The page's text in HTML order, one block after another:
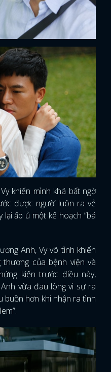
khiến mình khá bất ngờ
được người luôn ra vẻ
ấp ủ một kế hoạch “bá
Anh, Vy vô tình khiến
của bệnh viện và
kiến trước điều này,
vừa đau lòng vì sự ra
buồn hơn khi nhận ra tình